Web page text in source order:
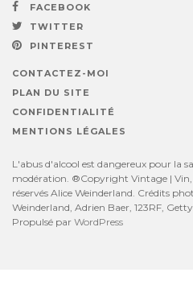
FACEBOOK
TWITTER
PINTEREST
CONTACTEZ-MOI
PLAN DU SITE
CONFIDENTIALITÉ
MENTIONS LÉGALES
L'abus d'alcool est dangereux pour la
modération. ®Copyright Vintage | Vin,
réservés Alice Weinderland. Crédits
Weinderland, Adrien Baer, 123RF,
Propulsé par WordPress